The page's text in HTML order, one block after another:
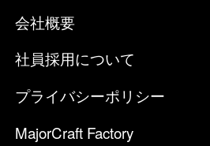
会社概要
社員採用について
プライバシーポリシー
MajorCraft Factory